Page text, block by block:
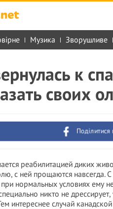
Музика Зворушливе
к
своих
реабилитацией диких
с ней прощаются навсегда.
при нормальных условиях
никто не
интереснее случай